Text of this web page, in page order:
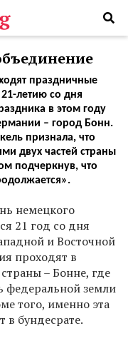
праздничные
летию со дня
в этом году
– город Бонн.
признала, что
двух частей страны
подчеркнув, что
немецкого
21 год со дня
и Восточной
проходят в
– Бонне, где
федеральной земли
того, именно эта
в бундесрате.